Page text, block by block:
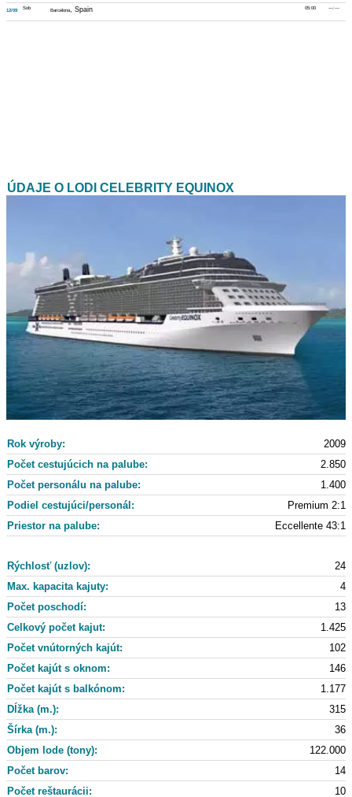
---:---
05:00
12/09 Sob Barcelona, Spain
ÚDAJE O LODI CELEBRITY EQUINOX
Rok výroby:
2009
Počet cestujúcich na palube:
2.850
Počet personálu na palube:
1.400
Podiel cestujúci/personál:
Premium 2:1
Priestor na palube:
Eccellente 43:1
24
Rýchlosť (uzlov):
4
Max. kapacita kajuty:
Počet poschodí:
13
Celkový počet kajut:
1.425
Počet vnútorných kajút:
102
Počet kajút s oknom:
146
Počet kajút s balkónom:
1.177
Dĺžka (m.):
315
Šírka (m.):
36
Objem lode (tony):
122.000
Počet barov:
14
Počet reštaurácii:
10